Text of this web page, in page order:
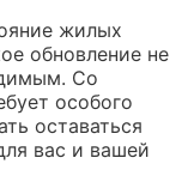
жилых
обновление не
Со
особого
оставаться
вас и вашей